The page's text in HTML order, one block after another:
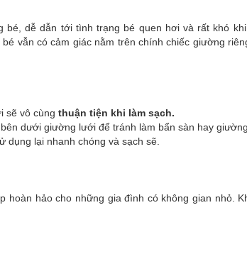
dễ dẫn tới tình trạng bé quen hơi và rất khó
vẫn có cảm giác nằm trên chính chiếc giường
sẽ vô cùng thuận tiện khi làm sạch.
dưới giường lưới để tránh làm bẩn sàn hay
dụng lại nhanh chóng và sạch sẽ.
hảo cho những gia đình có không gian nhỏ.